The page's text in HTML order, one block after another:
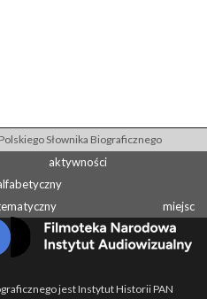
Słownika Biograficznego
aktywności
miejsc
jest Instytut Historii PAN